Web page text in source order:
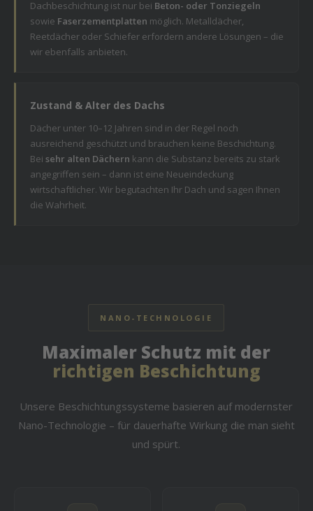
Dachbeschichtung ist nur bei Beton- oder Tonziegeln
sowie Faserzementplatten möglich. Metalldächer,
Reetdächer oder Schiefer erfordern andere Lösungen – die
wir ebenfalls anbieten.
Zustand & Alter des Dachs
Dächer unter 10–12 Jahren sind in der Regel noch
ausreichend geschützt und brauchen keine Beschichtung.
Bei sehr alten Dächern kann die Substanz bereits zu stark
angegriffen sein – dann ist eine Neueindeckung
wirtschaftlicher. Wir begutachten Ihr Dach und sagen Ihnen
die Wahrheit.
NANO-TECHNOLOGIE
Maximaler Schutz mit der
richtigen Beschichtung
Unsere Beschichtungssysteme basieren auf modernster
Nano-Technologie – für dauerhafte Wirkung die man sieht
und spürt.